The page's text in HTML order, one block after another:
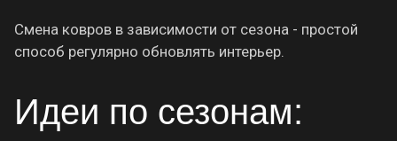
Смена ковров в зависимости от сезона - простой
способ регулярно обновлять интерьер.
Идеи по сезонам: